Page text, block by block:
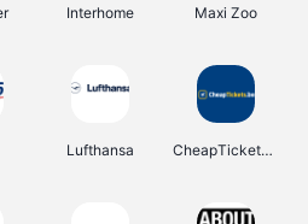
Interhome Maxi Zoo
Lufthansa CheapTickets.be